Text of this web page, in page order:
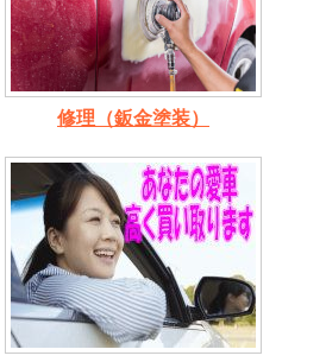
修理（鈑金塗装）